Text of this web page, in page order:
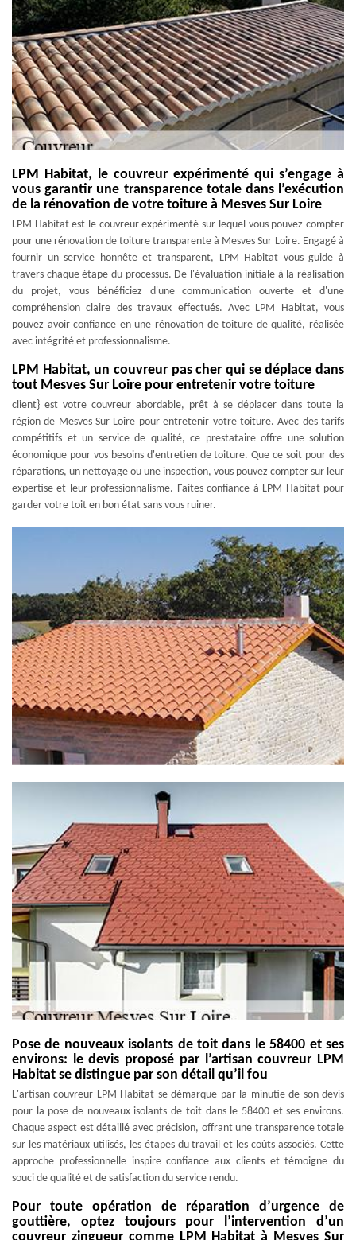
LPM Habitat, le couvreur expérimenté qui s’engage à
vous garantir une transparence totale dans l’exécution
de la rénovation de votre toiture à Mesves Sur Loire
LPM Habitat est le couvreur expérimenté sur lequel vous pouvez compter
pour une rénovation de toiture transparente à Mesves Sur Loire. Engagé à
fournir un service honnête et transparent, LPM Habitat vous guide à
travers chaque étape du processus. De l'évaluation initiale à la réalisation
du projet, vous bénéficiez d'une communication ouverte et d'une
compréhension claire des travaux effectués. Avec LPM Habitat, vous
pouvez avoir confiance en une rénovation de toiture de qualité, réalisée
avec intégrité et professionnalisme.
LPM Habitat, un couvreur pas cher qui se déplace dans
tout Mesves Sur Loire pour entretenir votre toiture
client} est votre couvreur abordable, prêt à se déplacer dans toute la
région de Mesves Sur Loire pour entretenir votre toiture. Avec des tarifs
compétitifs et un service de qualité, ce prestataire offre une solution
économique pour vos besoins d'entretien de toiture. Que ce soit pour des
réparations, un nettoyage ou une inspection, vous pouvez compter sur leur
expertise et leur professionnalisme. Faites confiance à LPM Habitat pour
garder votre toit en bon état sans vous ruiner.
Pose de nouveaux isolants de toit dans le 58400 et ses
environs: le devis proposé par l’artisan couvreur LPM
Habitat se distingue par son détail qu’il fou
L'artisan couvreur LPM Habitat se démarque par la minutie de son devis
pour la pose de nouveaux isolants de toit dans le 58400 et ses environs.
Chaque aspect est détaillé avec précision, offrant une transparence totale
sur les matériaux utilisés, les étapes du travail et les coûts associés. Cette
approche professionnelle inspire confiance aux clients et témoigne du
souci de qualité et de satisfaction du service rendu.
Pour toute opération de réparation d’urgence de
gouttière, optez toujours pour l’intervention d’un